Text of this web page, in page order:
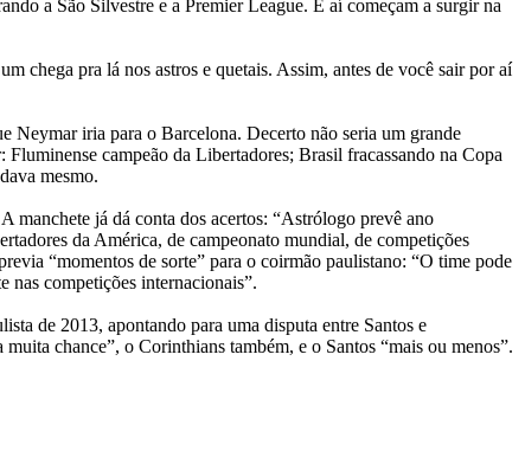
a São Silvestre e a Premier League. E aí começam a surgir na
chega pra lá nos astros e quetais. Assim, antes de você sair por aí
Neymar iria para o Barcelona. Decerto não seria um grande
campeão da Libertadores; Brasil fracassando na Copa
mesmo.
manchete já dá conta dos acertos: “Astrólogo prevê ano
da América, de campeonato mundial, de competições
“momentos de sorte” para o coirmão paulistano: “O time pode
nas competições internacionais”.
de 2013, apontando para uma disputa entre Santos e
chance”, o Corinthians também, e o Santos “mais ou menos”.